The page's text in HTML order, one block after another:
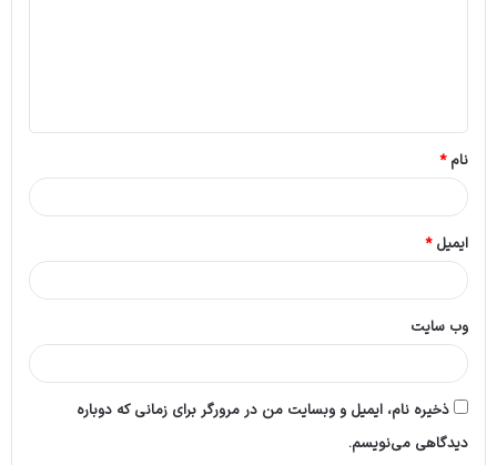
*
نام*
ایمیل*
وب‌ سایت
ذخیره نام، ایمیل و وبسایت من در مرورگر برای زمانی که دوباره
دیدگاهی می‌نویسم.